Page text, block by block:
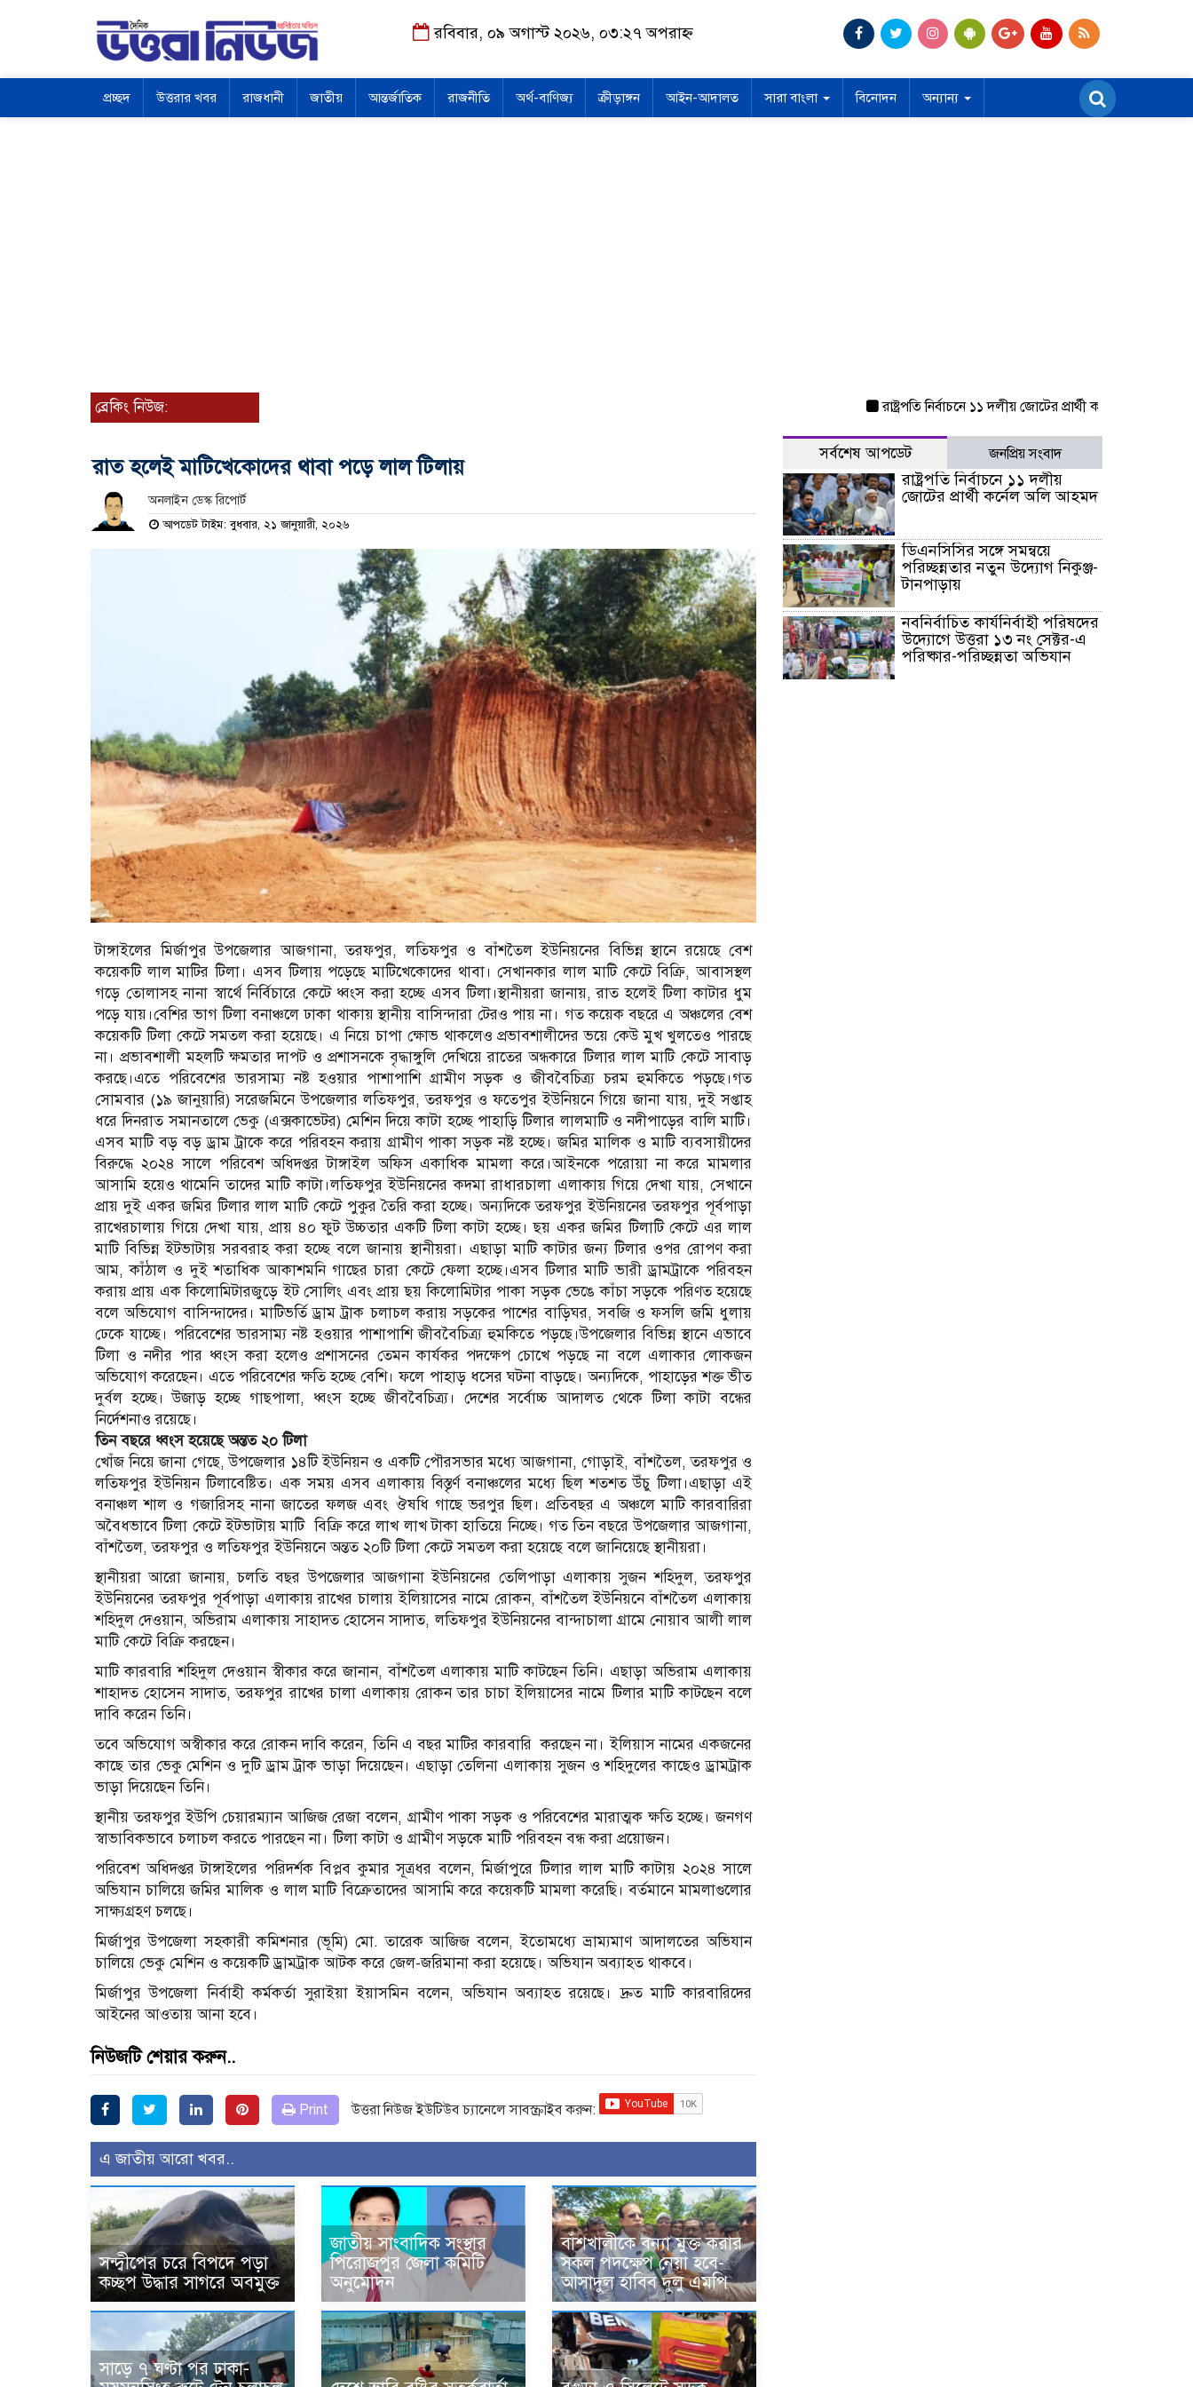
রবিবার, ০৯ অগাস্ট ২০২৬, ০৩:২৭ অপরাহ্ন
প্রচ্ছদ উত্তরার খবর রাজধানী জাতীয় আন্তর্জাতিক রাজনীতি অর্থ-বাণিজ্য ক্রীড়াঙ্গন আইন-আদালত সারা বাংলা বিনোদন অন্যান্য
ব্রেকিং নিউজ: রাষ্ট্রপতি নির্বাচনে ১১ দলীয় জোটের প্রার্থী কর্নেল অলি আহমদ
রাত হলেই মাটিখেকোদের থাবা পড়ে লাল টিলায়
অনলাইন ডেস্ক রিপোর্ট
আপডেট টাইম: বুধবার, ২১ জানুয়ারী, ২০২৬
টাঙ্গাইলের মির্জাপুর উপজেলার আজগানা, তরফপুর, লতিফপুর ও বাঁশতৈল ইউনিয়নের বিভিন্ন স্থানে রয়েছে বেশ
কয়েকটি লাল মাটির টিলা। এসব টিলায় পড়েছে মাটিখেকোদের থাবা। সেখানকার লাল মাটি কেটে বিক্রি, আবাসস্থল
গড়ে তোলাসহ নানা স্বার্থে নির্বিচারে কেটে ধ্বংস করা হচ্ছে এসব টিলা।স্থানীয়রা জানায়, রাত হলেই টিলা কাটার ধুম
পড়ে যায়।বেশির ভাগ টিলা বনাঞ্চলে ঢাকা থাকায় স্থানীয় বাসিন্দারা টেরও পায় না। গত কয়েক বছরে এ অঞ্চলের বেশ
কয়েকটি টিলা কেটে সমতল করা হয়েছে। এ নিয়ে চাপা ক্ষোভ থাকলেও প্রভাবশালীদের ভয়ে কেউ মুখ খুলতেও পারছে
না। প্রভাবশালী মহলটি ক্ষমতার দাপট ও প্রশাসনকে বৃদ্ধাঙ্গুলি দেখিয়ে রাতের অন্ধকারে টিলার লাল মাটি কেটে সাবাড়
করছে।এতে পরিবেশের ভারসাম্য নষ্ট হওয়ার পাশাপাশি গ্রামীণ সড়ক ও জীববৈচিত্র্য চরম হুমকিতে পড়ছে।গত
সোমবার (১৯ জানুয়ারি) সরেজমিনে উপজেলার লতিফপুর, তরফপুর ও ফতেপুর ইউনিয়নে গিয়ে জানা যায়, দুই সপ্তাহ
ধরে দিনরাত সমানতালে ভেকু (এক্সকাভেটর) মেশিন দিয়ে কাটা হচ্ছে পাহাড়ি টিলার লালমাটি ও নদীপাড়ের বালি মাটি।
এসব মাটি বড় বড় ড্রাম ট্রাকে করে পরিবহন করায় গ্রামীণ পাকা সড়ক নষ্ট হচ্ছে। জমির মালিক ও মাটি ব্যবসায়ীদের
বিরুদ্ধে ২০২৪ সালে পরিবেশ অধিদপ্তর টাঙ্গাইল অফিস একাধিক মামলা করে।আইনকে পরোয়া না করে মামলার
আসামি হয়েও থামেনি তাদের মাটি কাটা।লতিফপুর ইউনিয়নের কদমা রাধারচালা এলাকায় গিয়ে দেখা যায়, সেখানে
প্রায় দুই একর জমির টিলার লাল মাটি কেটে পুকুর তৈরি করা হচ্ছে। অন্যদিকে তরফপুর ইউনিয়নের তরফপুর পূর্বপাড়া
রাখেরচালায় গিয়ে দেখা যায়, প্রায় ৪০ ফুট উচ্চতার একটি টিলা কাটা হচ্ছে। ছয় একর জমির টিলাটি কেটে এর লাল
মাটি বিভিন্ন ইটভাটায় সরবরাহ করা হচ্ছে বলে জানায় স্থানীয়রা। এছাড়া মাটি কাটার জন্য টিলার ওপর রোপণ করা
আম, কাঁঠাল ও দুই শতাধিক আকাশমনি গাছের চারা কেটে ফেলা হচ্ছে।এসব টিলার মাটি ভারী ড্রামট্রাকে পরিবহন
করায় প্রায় এক কিলোমিটারজুড়ে ইট সোলিং এবং প্রায় ছয় কিলোমিটার পাকা সড়ক ভেঙে কাঁচা সড়কে পরিণত হয়েছে
বলে অভিযোগ বাসিন্দাদের। মাটিভর্তি ড্রাম ট্রাক চলাচল করায় সড়কের পাশের বাড়িঘর, সবজি ও ফসলি জমি ধুলায়
ঢেকে যাচ্ছে। পরিবেশের ভারসাম্য নষ্ট হওয়ার পাশাপাশি জীববৈচিত্র্য হুমকিতে পড়ছে।উপজেলার বিভিন্ন স্থানে এভাবে
টিলা ও নদীর পার ধ্বংস করা হলেও প্রশাসনের তেমন কার্যকর পদক্ষেপ চোখে পড়ছে না বলে এলাকার লোকজন
অভিযোগ করেছেন। এতে পরিবেশের ক্ষতি হচ্ছে বেশি। ফলে পাহাড় ধসের ঘটনা বাড়ছে। অন্যদিকে, পাহাড়ের শক্ত ভীত
দুর্বল হচ্ছে। উজাড় হচ্ছে গাছপালা, ধ্বংস হচ্ছে জীববৈচিত্র্য। দেশের সর্বোচ্চ আদালত থেকে টিলা কাটা বন্ধের
নির্দেশনাও রয়েছে।
তিন বছরে ধ্বংস হয়েছে অন্তত ২০ টিলা
খোঁজ নিয়ে জানা গেছে, উপজেলার ১৪টি ইউনিয়ন ও একটি পৌরসভার মধ্যে আজগানা, গোড়াই, বাঁশতৈল, তরফপুর ও
লতিফপুর ইউনিয়ন টিলাবেষ্টিত। এক সময় এসব এলাকায় বিস্তৃর্ণ বনাঞ্চলের মধ্যে ছিল শতশত উঁচু টিলা।এছাড়া এই
বনাঞ্চল শাল ও গজারিসহ নানা জাতের ফলজ এবং ঔষধি গাছে ভরপুর ছিল। প্রতিবছর এ অঞ্চলে মাটি কারবারিরা
অবৈধভাবে টিলা কেটে ইটভাটায় মাটি বিক্রি করে লাখ লাখ টাকা হাতিয়ে নিচ্ছে। গত তিন বছরে উপজেলার আজগানা,
বাঁশতৈল, তরফপুর ও লতিফপুর ইউনিয়নে অন্তত ২০টি টিলা কেটে সমতল করা হয়েছে বলে জানিয়েছে স্থানীয়রা।
স্থানীয়রা আরো জানায়, চলতি বছর উপজেলার আজগানা ইউনিয়নের তেলিপাড়া এলাকায় সুজন শহিদুল, তরফপুর
ইউনিয়নের তরফপুর পূর্বপাড়া এলাকায় রাখের চালায় ইলিয়াসের নামে রোকন, বাঁশতৈল ইউনিয়নে বাঁশতৈল এলাকায়
শহিদুল দেওয়ান, অভিরাম এলাকায় সাহাদত হোসেন সাদাত, লতিফপুর ইউনিয়নের বান্দাচালা গ্রামে নোয়াব আলী লাল
মাটি কেটে বিক্রি করছেন।
মাটি কারবারি শহিদুল দেওয়ান স্বীকার করে জানান, বাঁশতৈল এলাকায় মাটি কাটছেন তিনি। এছাড়া অভিরাম এলাকায়
শাহাদত হোসেন সাদাত, তরফপুর রাখের চালা এলাকায় রোকন তার চাচা ইলিয়াসের নামে টিলার মাটি কাটছেন বলে
দাবি করেন তিনি।
তবে অভিযোগ অস্বীকার করে রোকন দাবি করেন, তিনি এ বছর মাটির কারবারি করছেন না। ইলিয়াস নামের একজনের
কাছে তার ভেকু মেশিন ও দুটি ড্রাম ট্রাক ভাড়া দিয়েছেন। এছাড়া তেলিনা এলাকায় সুজন ও শহিদুলের কাছেও ড্রামট্রাক
ভাড়া দিয়েছেন তিনি।
স্থানীয় তরফপুর ইউপি চেয়ারম্যান আজিজ রেজা বলেন, গ্রামীণ পাকা সড়ক ও পরিবেশের মারাত্মক ক্ষতি হচ্ছে। জনগণ
স্বাভাবিকভাবে চলাচল করতে পারছেন না। টিলা কাটা ও গ্রামীণ সড়কে মাটি পরিবহন বন্ধ করা প্রয়োজন।
পরিবেশ অধিদপ্তর টাঙ্গাইলের পরিদর্শক বিপ্লব কুমার সূত্রধর বলেন, মির্জাপুরে টিলার লাল মাটি কাটায় ২০২৪ সালে
অভিযান চালিয়ে জমির মালিক ও লাল মাটি বিক্রেতাদের আসামি করে কয়েকটি মামলা করেছি। বর্তমানে মামলাগুলোর
সাক্ষ্যগ্রহণ চলছে।
মির্জাপুর উপজেলা সহকারী কমিশনার (ভূমি) মো. তারেক আজিজ বলেন, ইতোমধ্যে ভ্রাম্যমাণ আদালতের অভিযান
চালিয়ে ভেকু মেশিন ও কয়েকটি ড্রামট্রাক আটক করে জেল-জরিমানা করা হয়েছে। অভিযান অব্যাহত থাকবে।
মির্জাপুর উপজেলা নির্বাহী কর্মকর্তা সুরাইয়া ইয়াসমিন বলেন, অভিযান অব্যাহত রয়েছে। দ্রুত মাটি কারবারিদের
আইনের আওতায় আনা হবে।
নিউজটি শেয়ার করুন..
Print উত্তরা নিউজ ইউটিউব চ্যানেলে সাবস্ক্রাইব করুন:
এ জাতীয় আরো খবর..
সন্দ্বীপের চরে বিপদে পড়া
কচ্ছপ উদ্ধার সাগরে অবমুক্ত
জাতীয় সাংবাদিক সংস্থার
পিরোজপুর জেলা কমিটি
অনুমোদন
বাঁশখালীকে বন্যা মুক্ত করার
সকল পদক্ষেপ নেয়া হবে-
আসাদুল হাবিব দুলু এমপি
সাড়ে ৭ ঘণ্টা পর ঢাকা-
সর্বশেষ আপডেট জনপ্রিয় সংবাদ
রাষ্ট্রপতি নির্বাচনে ১১ দলীয়
জোটের প্রার্থী কর্নেল অলি আহমদ
ডিএনসিসির সঙ্গে সমন্বয়ে
পরিচ্ছন্নতার নতুন উদ্যোগ নিকুঞ্জ-
টানপাড়ায়
নবনির্বাচিত কার্যনির্বাহী পরিষদের
উদ্যোগে উত্তরা ১৩ নং সেক্টর-এ
পরিষ্কার-পরিচ্ছন্নতা অভিযান